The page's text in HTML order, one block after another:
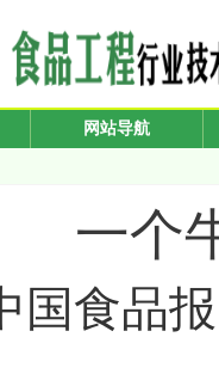
网站导航
一个
国食品